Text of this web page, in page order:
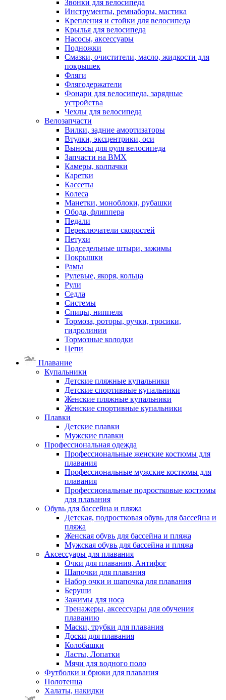
Звонки для велосипеда
Инструменты, ремнаборы, мастика
Крепления и стойки для велосипеда
Крылья для велосипеда
Насосы, аксессуары
Подножки
Смазки, очистители, масло, жидкости для
покрышек
Фляги
Флягодержатели
Фонари для велосипеда, зарядные
устройства
Чехлы для велосипеда
Велозапчасти
Вилки, задние амортизаторы
Втулки, эксцентрики, оси
Выносы для руля велосипеда
Запчасти на BMX
Камеры, колпачки
Каретки
Кассеты
Колеса
Манетки, моноблоки, рубашки
Обода, флиппера
Педали
Переключатели скоростей
Петухи
Подседельные штыри, зажимы
Покрышки
Рамы
Рулевые, якоря, кольца
Рули
Седла
Системы
Спицы, ниппеля
Тормоза, роторы, ручки, тросики,
гидролинии
Тормозные колодки
Цепи
Плавание
Купальники
Детские пляжные купальники
Детские спортивные купальники
Женские пляжные купальники
Женские спортивные купальники
Плавки
Детские плавки
Мужские плавки
Профессиональная одежда
Профессиональные женские костюмы для
плавания
Профессиональные мужские костюмы для
плавания
Профессиональные подростковые костюмы
для плавания
Обувь для бассейна и пляжа
Детская, подростковая обувь для бассейна и
пляжа
Женская обувь для бассейна и пляжа
Мужская обувь для бассейна и пляжа
Аксессуары для плавания
Очки для плавания, Антифог
Шапочки для плавания
Набор очки и шапочка для плавания
Беруши
Зажимы для носа
Тренажеры, аксессуары для обучения
плаванию
Маски, трубки для плавания
Доски для плавания
Колобашки
Ласты, Лопатки
Мячи для водного поло
Футболки и брюки для плавания
Полотенца
Халаты, накидки